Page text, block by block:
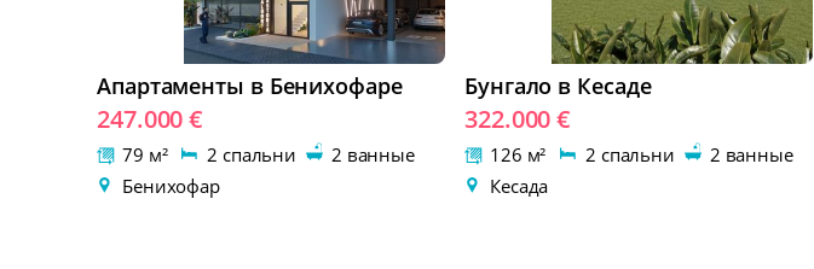
Апартаменты в Бенихофаре
247.000 €
79 м² 2 спальни
2 ванные
Бенихофар
Бунгало в Кесаде
322.000 €
126 м² 2 спальни
2 ванные
Кесада